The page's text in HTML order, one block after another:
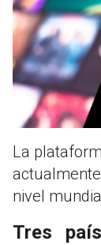
La
nivel
Tres